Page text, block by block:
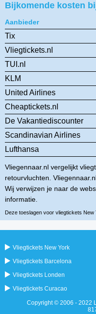
Bijkomende kosten
Aanbieder
Tix
Vliegtickets.nl
TUI.nl
KLM
United Airlines
Cheaptickets.nl
De Vakantiediscounter
Scandinavian Airlines
Lufthansa
Vliegennaar.nl vergelijkt
retourvluchten.
Wij verwijzen je naar de
informatie.
Deze toeslagen voor vliegtickets
Vliegtickets New York
Vliegtickets Barcelona
Vliegtickets Londen
Vliegtickets Curacao
Copyright © 2006 - 2022